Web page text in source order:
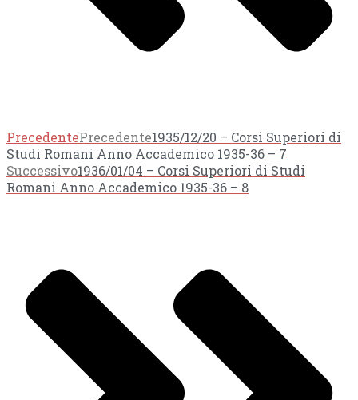
PrecedentePrecedente1935/12/20 – Corsi Superiori di
Studi Romani Anno Accademico 1935-36 – 7
Successivo1936/01/04 – Corsi Superiori di Studi
Romani Anno Accademico 1935-36 – 8